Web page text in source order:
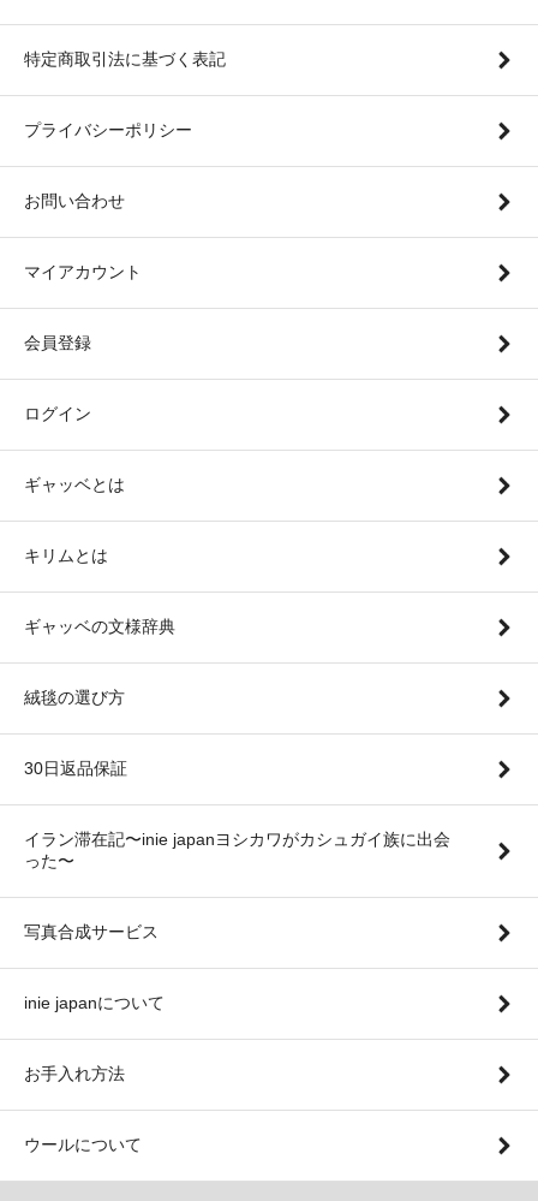
特定商取引法に基づく表記
プライバシーポリシー
お問い合わせ
マイアカウント
会員登録
ログイン
ギャッベとは
キリムとは
ギャッベの文様辞典
絨毯の選び方
30日返品保証
イラン滞在記〜inie japanヨシカワがカシュガイ族に出会
った〜
写真合成サービス
inie japanについて
お手入れ方法
ウールについて